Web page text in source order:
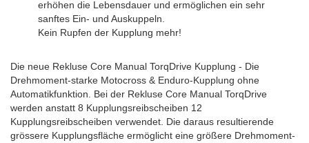
erhöhen die Lebensdauer und ermöglichen ein sehr
sanftes Ein- und Auskuppeln.
Kein Rupfen der Kupplung mehr!
Die neue Rekluse Core Manual TorqDrive Kupplung - Die
Drehmoment-starke Motocross & Enduro-Kupplung ohne
Automatikfunktion. Bei der Rekluse Core Manual TorqDrive
werden anstatt 8 Kupplungsreibscheiben 12
Kupplungsreibscheiben verwendet. Die daraus resultierende
grössere Kupplungsfläche ermöglicht eine größere Drehmoment-